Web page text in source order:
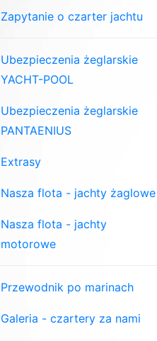
Zapytanie o czarter jachtu
Ubezpieczenia żeglarskie
YACHT-POOL
Ubezpieczenia żeglarskie
PANTAENIUS
Extrasy
Nasza flota - jachty żaglowe
Nasza flota - jachty
motorowe
Przewodnik po marinach
Galeria - czartery za nami